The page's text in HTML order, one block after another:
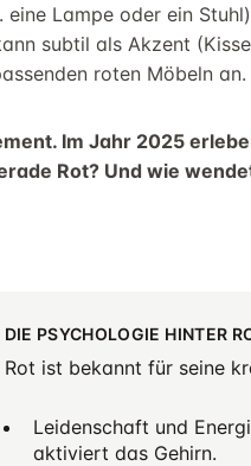
Lampe oder ein
subtil als Akzent
roten Möbeln an.
Im Jahr 2025
Rot? Und wie
DIE PSYCHOLOGIE HINTER
Rot ist bekannt für seine
Leidenschaft und
aktiviert das Gehirn.